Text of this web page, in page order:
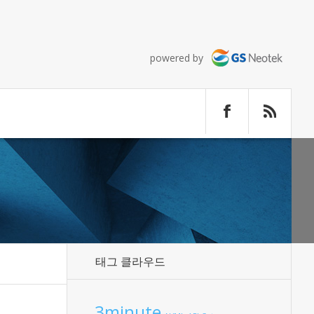
powered by
태그 클라우드